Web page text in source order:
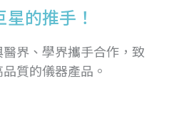
的推手！
界、學界攜手合作，致
質的儀器產品。